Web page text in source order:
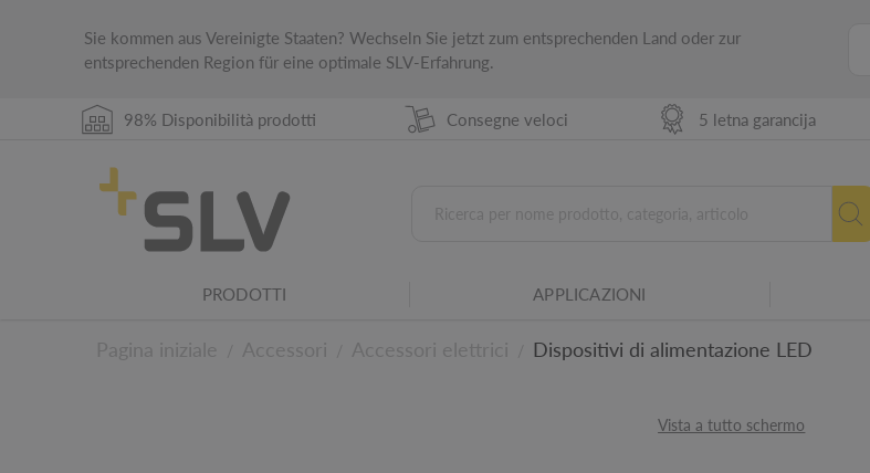
Sie kommen aus Vereinigte Staaten? Wechseln Sie jetzt zum entsprechenden Land oder zur
entsprechenden Region für eine optimale SLV-Erfahrung.
98% Disponibilità prodotti Consegne veloci 5 letna garancija
PRODOTTI APPLICAZIONI
Dispositivi di alimentazione LED
Vista a tutto schermo